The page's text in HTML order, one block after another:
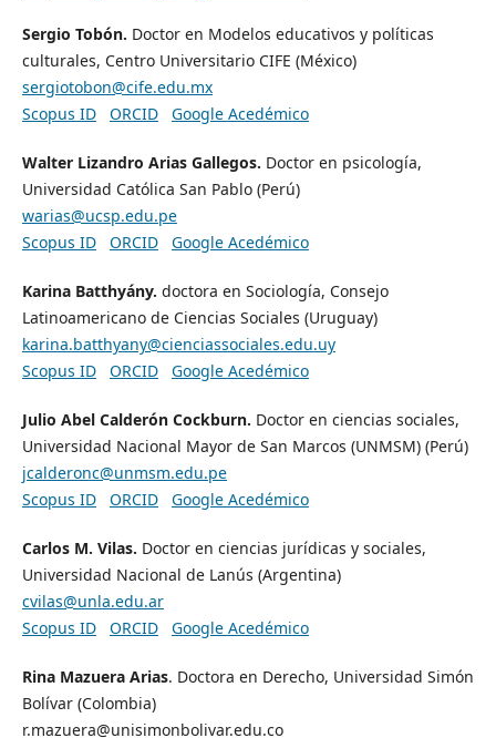
Sergio Tobón. Doctor en Modelos educativos y políticas
culturales, Centro Universitario CIFE (México)
sergiotobon@cife.edu.mx
Scopus ID
ORCID Google Acedémico
Walter Lizandro Arias Gallegos. Doctor en psicología,
Universidad Católica San Pablo (Perú)
warias@ucsp.edu.pe
Scopus ID
ORCID Google Acedémico
Karina Batthyány. doctora en Sociología, Consejo
Latinoamericano de Ciencias Sociales (Uruguay)
karina.batthyany@cienciassociales.edu.uy
Scopus ID
ORCID Google Acedémico
Julio Abel Calderón Cockburn. Doctor en ciencias sociales,
Universidad Nacional Mayor de San Marcos (UNMSM) (Perú)
jcalderonc@unmsm.edu.pe
Scopus ID
ORCID Google Acedémico
Carlos M. Vilas. Doctor en ciencias jurídicas y sociales,
Universidad Nacional de Lanús (Argentina)
cvilas@unla.edu.ar
Scopus ID
ORCID Google Acedémico
Rina Mazuera Arias. Doctora en Derecho, Universidad Simón
Bolívar (Colombia)
r.mazuera@unisimonbolivar.edu.co